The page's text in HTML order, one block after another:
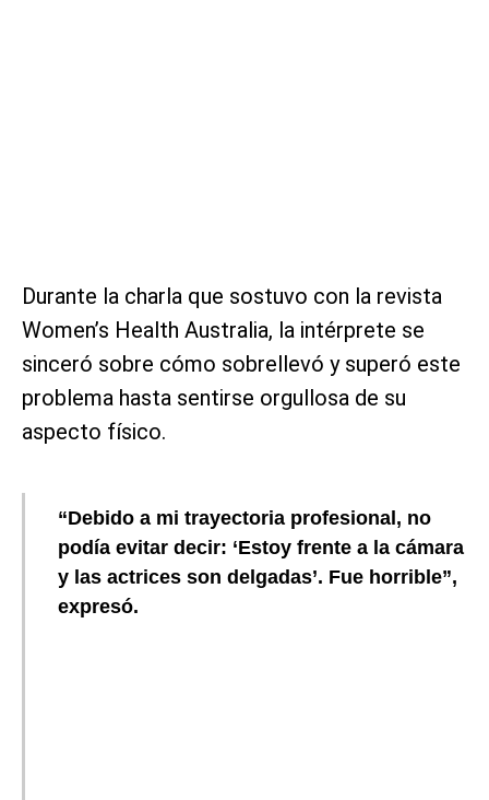
Durante la charla que sostuvo con la revista
Women’s Health Australia, la intérprete se
sinceró sobre cómo sobrellevó y superó este
problema hasta sentirse orgullosa de su
aspecto físico.
“Debido a mi trayectoria profesional, no
podía evitar decir: ‘Estoy frente a la cámara
y las actrices son delgadas’. Fue horrible”,
expresó.